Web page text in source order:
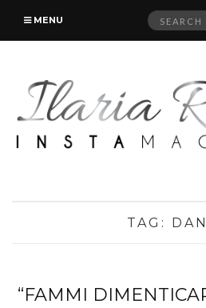
MENU
Search
TAG:
“FAMMI